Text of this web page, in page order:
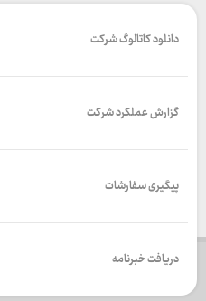
دانلود کاتالوگ شرکت
گزارش عملکرد شرکت
پیگیری سفارشات
دریافت خبرنامه